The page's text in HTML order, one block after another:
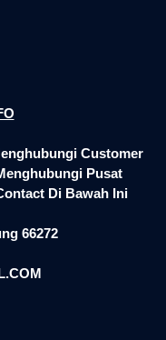
Customer
Pusat
Di Bawah Ini
66272